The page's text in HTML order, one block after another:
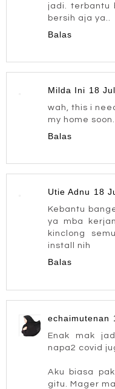
jadi. terbantu
bersih aja ya..
Balas
Milda Ini 18
wah, this i
my home
Balas
Utie Adnu 18
Kebantu
ya mba
kinclong
install nih
Balas
echaimutenan
Enak mak
napa2 covid
Aku biasa
gitu. Mager